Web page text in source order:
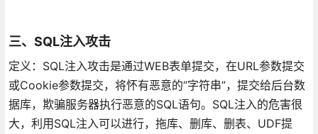
三、SQL注入攻击
定义：SQL注入攻击是通过WEB表单提交，在URL参数提交
或Cookie参数提交，将怀有恶意的“字符串”，提交给后台数
据库，欺骗服务器执行恶意的SQL语句。SQL注入的危害很
大，利用SQL注入可以进行，拖库、删库、删表、UDF提